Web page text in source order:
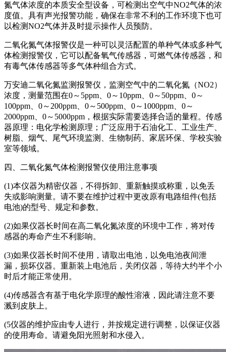
氮气体浓度的本质安全型设备，可检测出空气中NO2气体的浓
度值。具有声光报警功能，确保在非常不利的工作环境下也可
以检测NO2气体并及时提示操作人员预防。
二氧化氮气体报警仪是一种可以灵活配置的单种气体或多种气
体检测报警仪，它可以配备氧气传感器，可燃气体传感器，和
有毒气体传感器等多气体种组合方式。
万安迪二氧化氮监测报警仪，监测空气中的二氧化氮（NO2）
浓度，测量范围在0～5ppm、0～10ppm、0～50ppm、0～
100ppm、0～200ppm、0～500ppm、0～1000ppm、0～
2000ppm、0～5000ppm，根据实际需要选择合适的量程。传感
器原理：电化学检测原理；广泛应用于石油化工、工业生产、
树脂、烟气、尾气环境监测、生物制药、家居环保、学校实验
室等领域。
四、二氧化氮气体检测报警仪使用注意事项
(1)本仪器为精密仪器，不得拆卸、重新触摸或称重，以免丢
失或影响测量。请不要在维护过程中更改原有电路组件(包括
电池)的型号、规定和参数。
(2)如果仪器长时间在高二氧化氮浓度的环境中工作，将对传
感器的寿命产生不利影响。
(3)如果仪器长时间不使用，请取出电池，以免电池夜间泄
漏，损坏仪器。重新装上电池后，关闭仪器，等待大约半个小
时后才能正常使用。
(4)传感器含有基于电化学原理的酸性溶液，因此请注意不要
溅到皮肤上。
(5仪器的维护应由专人进行，并按规定进行调整，以保证仪器
的使用寿命。请避免阳光照射和水侵入。